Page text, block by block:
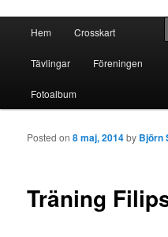
Crosskart
Skip to primary content
Skip to secondary content
Hem Crosskart
Tävlingar Föreningen
Fotoalbum
Träning
Posted on8 maj, 2014by Björn